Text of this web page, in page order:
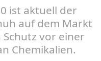
ist aktuell der
auf dem Markt
vor einer
Chemikalien.